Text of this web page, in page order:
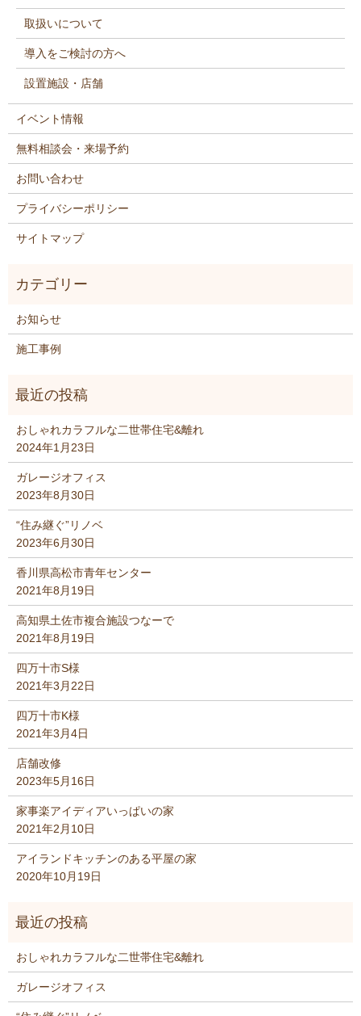
取扱いについて
導入をご検討の方へ
設置施設・店舗
イベント情報
無料相談会・来場予約
お問い合わせ
プライバシーポリシー
サイトマップ
お知らせ
施工事例
おしゃれカラフルな二世帯住宅&離れ
2024年1月23日
ガレージオフィス
2023年8月30日
“住み継ぐ”リノベ
2023年6月30日
香川県高松市青年センター
2021年8月19日
高知県土佐市複合施設つなーで
2021年8月19日
四万十市S様
2021年3月22日
四万十市K様
2021年3月4日
店舗改修
2023年5月16日
家事楽アイディアいっぱいの家
2021年2月10日
アイランドキッチンのある平屋の家
2020年10月19日
おしゃれカラフルな二世帯住宅&離れ
ガレージオフィス